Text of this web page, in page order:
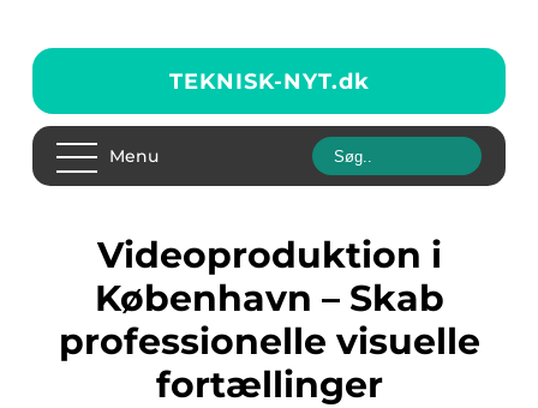
TEKNISK-NYT.dk
Menu
Videoproduktion i
København – Skab
professionelle visuelle
fortællinger